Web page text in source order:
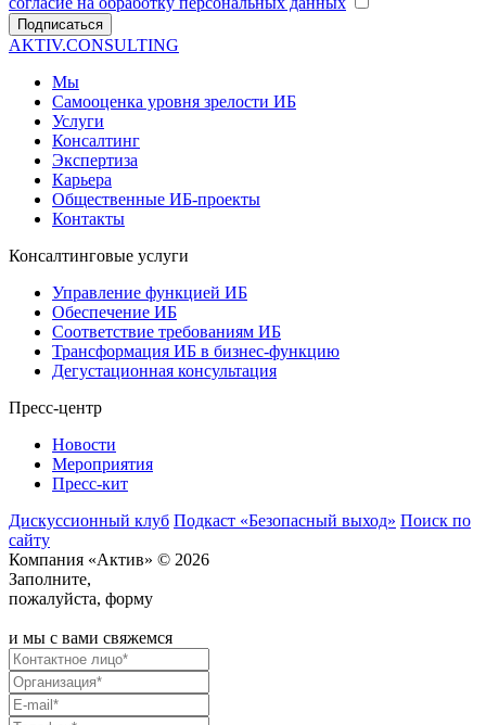
Подписаться
AKTIV.CONSULTING
Мы
Самооценка уровня зрелости ИБ
Услуги
Консалтинг
Экспертиза
Карьера
Общественные ИБ-проекты
Контакты
Консалтинговые услуги
Управление функцией ИБ
Обеспечение ИБ
Соответствие требованиям ИБ
Трансформация ИБ в бизнес-функцию
Дегустационная консультация
Пресс-центр
Новости
Мероприятия
Пресс-кит
Дискуссионный клуб Подкаст «Безопасный выход» Поиск по
сайту
Компания «Актив» © 2026
Заполните,
пожалуйста, форму
и мы с вами свяжемся